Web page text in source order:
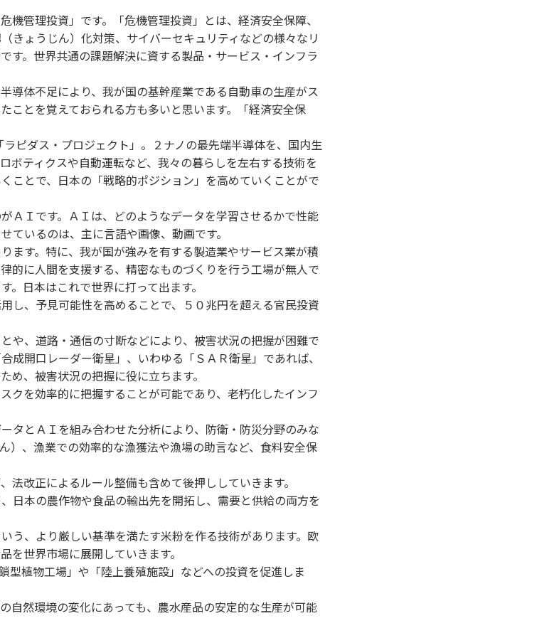
管理投資」です。「危機管理投資」とは、経済安全保障、
きょうじん）化対策、サイバーセキュリティなどの様々なリ
す。世界共通の課題解決に資する製品・サービス・インフラ
体不足により、我が国の基幹産業である自動車の生産がス
ことを覚えておられる方も多いと思います。「経済安全保
ピダス・プロジェクト」。２ナノの最先端半導体を、国内生
ボティクスや自動運転など、我々の暮らしを左右する技術を
ことで、日本の「戦略的ポジション」を高めていくことがで
ＡＩです。ＡＩは、どのようなデータを学習させるかで性能
いるのは、主に言語や画像、動画です。
す。特に、我が国が強みを有する製造業やサービス業が積
的に人間を支援する、精密なものづくりを行う工場が無人で
日本はこれで世界に打って出ます。
し、予見可能性を高めることで、５０兆円を超える官民投資
や、道路・通信の寸断などにより、被害状況の把握が困難で
開口レーダー衛星」、いわゆる「ＳＡＲ衛星」であれば、
、被害状況の把握に役に立ちます。
を効率的に把握することが可能であり、老朽化したインフ
タとＡＩを組み合わせた分析により、防衛・防災分野のみな
）、漁業での効率的な漁獲法や漁場の助言など、食料安全保
改正によるルール整備も含めて後押ししていきます。
日本の農作物や食品の輸出先を開拓し、需要と供給の両方を
う、より厳しい基準を満たす米粉を作る技術があります。欧
世界市場に展開していきます。
植物工場」や「陸上養殖施設」などへの投資を促進しま
然環境の変化にあっても、農水産品の安定的な生産が可能